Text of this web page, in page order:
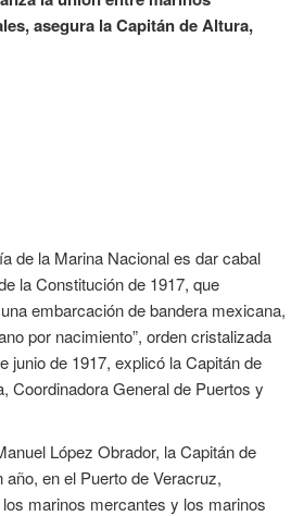
asegura la Capitán de Altura,
de la Marina Nacional es dar cabal
la Constitución de 1917, que
embarcación de bandera mexicana,
por nacimiento”, orden cristalizada
junio de 1917, explicó la Capitán de
Coordinadora General de Puertos y
López Obrador, la Capitán de
en el Puerto de Veracruz,
marinos mercantes y los marinos